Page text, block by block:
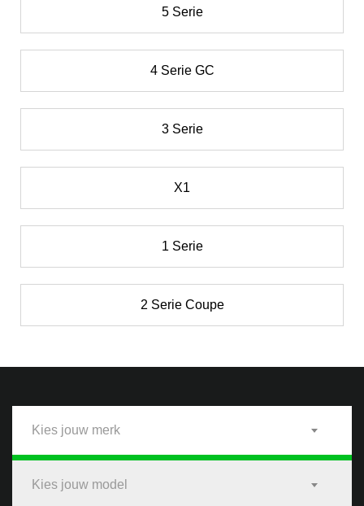
5 Serie
4 Serie GC
3 Serie
X1
1 Serie
2 Serie Coupe
Kies jouw merk
Kies jouw model